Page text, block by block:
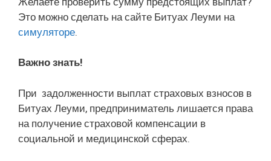
Это можно сделать на сайте Битуах Леуми на
симуляторе.
Важно знать!
При задолженности выплат страховых взносов в
Битуах Леуми, предприниматель лишается права
на получение страховой компенсации в
социальной и медицинской сферах.